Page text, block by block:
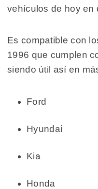
vehículos de hoy en
Es compatible con
1996 que cumplen
siendo útil así en
Ford
Hyundai
Kia
Honda